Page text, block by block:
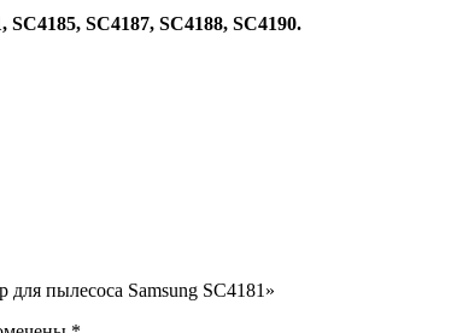
SC4185, SC4187, SC4188, SC4190.
пылесоса Samsung SC4181»